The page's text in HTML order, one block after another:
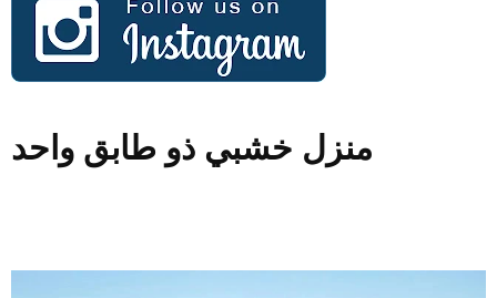
منزل خشبي ذو طابق واحد